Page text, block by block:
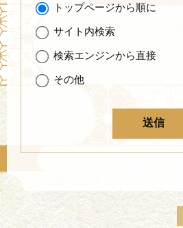
トップページから順に
サイト内検索
検索エンジンから直接
その他